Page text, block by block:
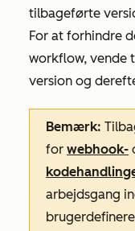
tilbageførte
For at forhindre
workflow, vende
version og
Bemærk:
for webhook-
arbejdsgang